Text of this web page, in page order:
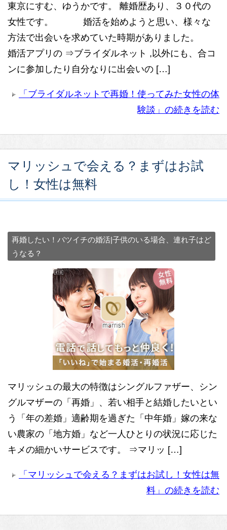
東京にすむ、ゆうかです。 離婚歴あり、３０代の
女性です。 婚活を始めようと思い、様々な
方法で出会いを求めていた時期がありました。
婚活アプリの ⇒ブライダルネット ,以外にも、合コ
ンに参加したり自分なりに出会いの […]
「ブライダルネットで再婚！使ってみた女性の体
験談」の続きを読む
マリッシュで会える？まずはお試
し！女性は無料
再婚したい！バツイチの婚活|子供のいる場合、連れ子はど
うなる？
マリッシュの最大の特徴はシングルファザー、シン
グルマザーの「再婚」、若い相手と結婚したいとい
う「年の差婚」適齢期を過ぎた「中年婚」嫁の来な
い農家の「地方婚」など一人ひとりの状況に応じた
キメの細かいサービスです。 ⇒マリッ […]
「マリッシュで会える？まずはお試し！女性は無
料」の続きを読む